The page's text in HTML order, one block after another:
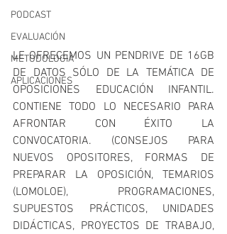
PODCAST
EVALUACIÓN
METODOLOGIA
APLICACIONES
LE OFRECEMOS UN PENDRIVE DE 16GB
DE DATOS SÓLO DE LA TEMÁTICA DE
OPOSICIONES EDUCACIÓN INFANTIL.
CONTIENE TODO LO NECESARIO PARA
AFRONTAR CON ÉXITO LA
CONVOCATORIA. (CONSEJOS PARA
NUEVOS OPOSITORES, FORMAS DE
PREPARAR LA OPOSICIÓN, TEMARIOS
(LOMOLOE), PROGRAMACIONES,
SUPUESTOS PRÁCTICOS, UNIDADES
DIDÁCTICAS, PROYECTOS DE TRABAJO,